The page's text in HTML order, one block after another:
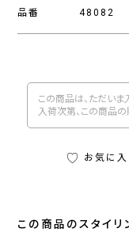
品番 48082
この商品は、ただいま
入荷次第、この商品の
お気に
この商品のスタイリ